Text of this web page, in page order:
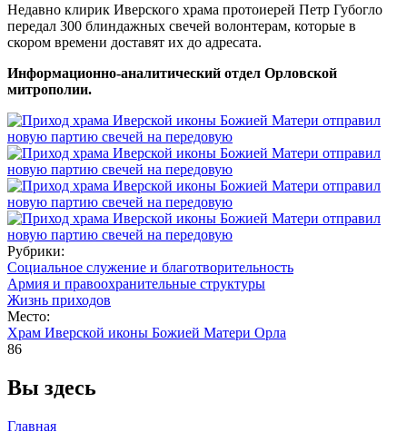
Недавно клирик Иверского храма протоиерей Петр Губогло
передал 300 блиндажных свечей волонтерам, которые в
скором времени доставят их до адресата.
Информационно-аналитический отдел Орловской
митрополии.
Рубрики:
Социальное служение и благотворительность
Армия и правоохранительные структуры
Жизнь приходов
Место:
Храм Иверской иконы Божией Матери Орла
86
Вы здесь
Главная